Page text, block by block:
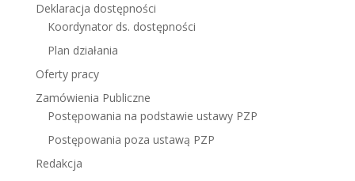
Deklaracja dostępności
Koordynator ds. dostępności
Plan działania
Oferty pracy
Zamówienia Publiczne
Postępowania na podstawie ustawy PZP
Postępowania poza ustawą PZP
Redakcja